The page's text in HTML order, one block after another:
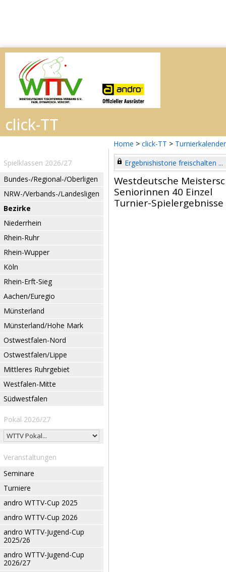
Home > click-TT > Turnierkalender
Spielklassen 2026/27
Bundes-/Regional-/Oberligen
NRW-/Verbands-/Landesligen
Bezirke
Niederrhein
Rhein-Ruhr
Rhein-Wupper
Köln
Rhein-Erft-Sieg
Aachen/Euregio
Münsterland
Münsterland/Hohe Mark
Ostwestfalen-Nord
Ostwestfalen/Lippe
Mittleres Ruhrgebiet
Westfalen-Mitte
Südwestfalen
Pokal 2026/27
Veranstaltungen
Seminare
Turniere
andro WTTV-Cup 2025
andro WTTV-Cup 2026
andro WTTV-Jugend-Cup
2025/26
andro WTTV-Jugend-Cup
2026/27
Ergebnishistorie freischalten ...
Westdeutsche
Seniorinnen 40 Einzel
Turnier-Spielergebnisse